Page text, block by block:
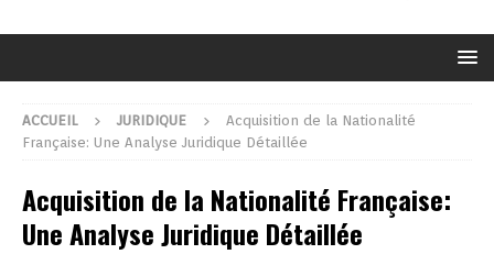
ACCUEIL JURIDIQUE
Acquisition de la Nationalité
Française: Une Analyse Juridique Détaillée
Acquisition de la Nationalité Française:
Une Analyse Juridique Détaillée